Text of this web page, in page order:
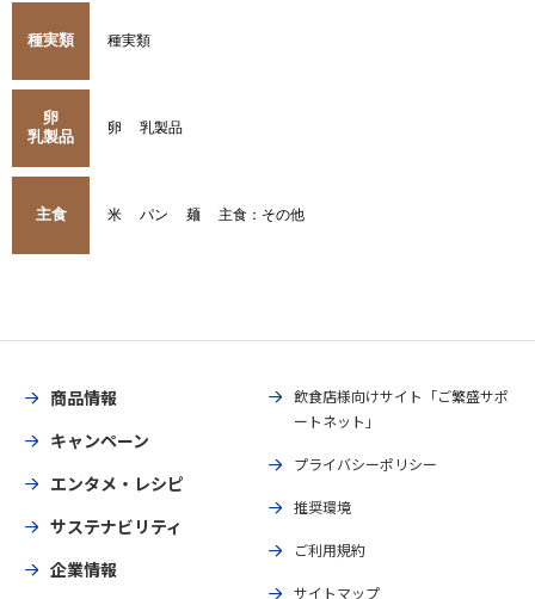
種実類 種実類
卵
乳製品
卵 乳製品
主食 米 パン 麺 主食：その他
商品情報
キャンペーン
エンタメ・レシピ
サステナビリティ
企業情報
飲食店様向けサイト「ご繁盛サポ
ートネット」
プライバシーポリシー
推奨環境
ご利用規約
サイトマップ